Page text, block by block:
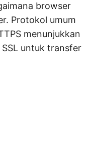
browser
Protokol umum
menunjukkan
untuk transfer